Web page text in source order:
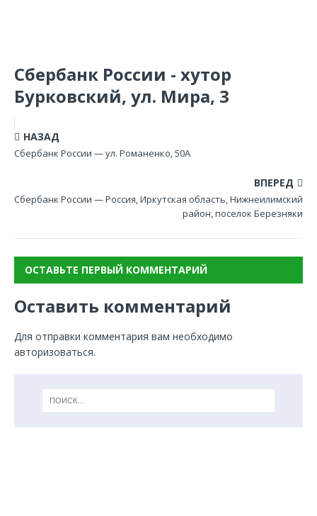
Сбербанк России - хутор
Бурковский, ул. Мира, 3
НАЗАД
Сбербанк России — ул. Романенко, 50А
ВПЕРЕД
Сбербанк России — Россия, Иркутская область, Нижнеилимский
район, поселок Березняки
ОСТАВЬТЕ ПЕРВЫЙ КОММЕНТАРИЙ
Оставить комментарий
Для отправки комментария вам необходимо
авторизоваться.